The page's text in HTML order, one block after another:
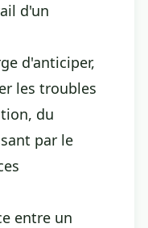
d'un
d'anticiper,
les troubles
du
par le
entre un